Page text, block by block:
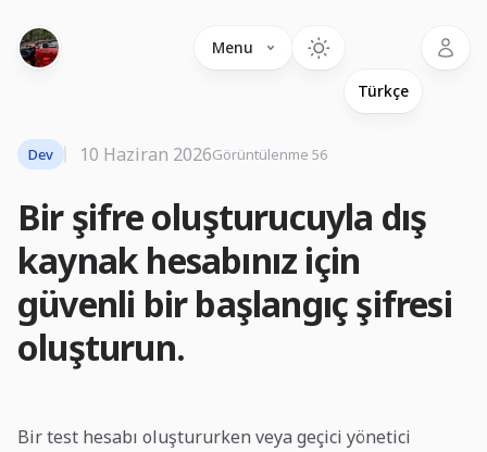
Menu
Bir şifre oluşturucuyla dış
kaynak hesabınız için
güvenli bir başlangıç ​​şifresi
oluşturun.
Dev 10 Haziran 2026Görüntülenme 56
Bir test hesabı oluştururken veya geçici yönetici